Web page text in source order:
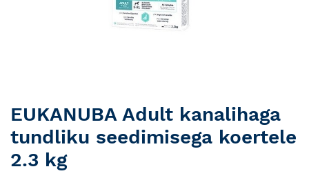
Skip
to
the
beginning
of
EUKANUBA Adult kanalihaga
tundliku seedimisega koertele
2.3 kg